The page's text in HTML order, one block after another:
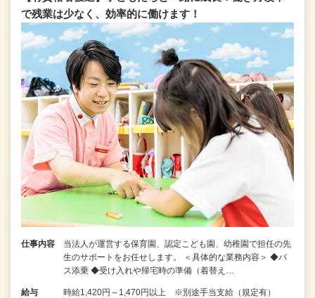
で残業は少なく、効率的に働けます！
仕事内容
当法人が運営する保育園、認定こども園、幼稚園で担任の先
生のサポートをお任せします。 ＜具体的な業務内容＞ ◆バ
ス添乗 ◆受け入れや帰宅時の準備（着替え…
給与 時給1,420円～1,470円以上 ※別途手当支給（規定有）